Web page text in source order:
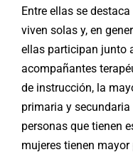
Entre ellas se
viven solas y, en
ellas participan junto
acompañantes
de instrucción, la
primaria y
personas que tienen
mujeres tienen